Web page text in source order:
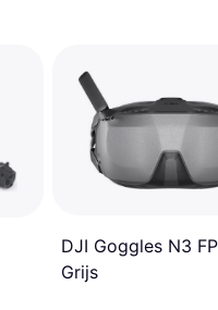
DJI Goggles N3
Grijs